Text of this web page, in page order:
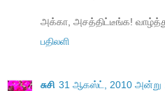
அக்கா, அசத்திட்டீங்க!
பதிலளி
சுசி 31 ஆகஸ்ட், 2010 அன்று